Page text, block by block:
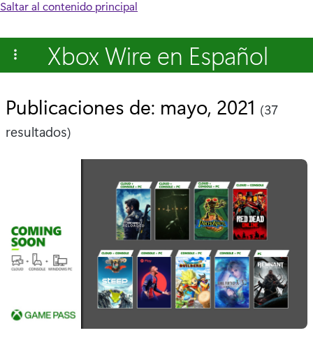
Saltar al contenido principal
Xbox Wire en Español
Publicaciones de: mayo, 2021 (37
resultados)